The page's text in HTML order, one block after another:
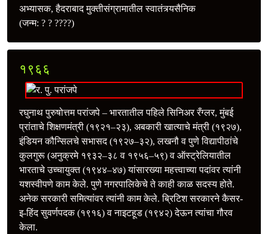
अभ्यासक, हैदराबाद मुक्तीसंग्रामातील स्वातंत्र्यसैनिक
(जन्म: ? ? ????)
१९६६
रघुनाथ पुरुषोत्तम परांजपे – भारतातील पहिले सिनिअर रँग्लर, मुंबई
प्रांताचे शिक्षणमंत्री (१९२१–२३), अबकारी खात्याचे मंत्री (१९२७),
इंडियन कौन्सिलचे सभासद (१९२७–३२), लखनौ व पुणे विद्यापीठांचे
कुलगुरू (अनुक्रमे १९३२–३८ व १९५६–५९) व ऑस्ट्रेलियातील
भारताचे उच्‍चायुक्त (१९४४–४७) यांसारख्या महत्त्वाच्या पदांवर त्यांनी
यशस्वीपणे काम केले. पुणे नगरपालिकेचे ते काही काळ सदस्य होते.
अनेक सरकारी समित्यांवर त्यांनी काम केले. ब्रिटिश सरकारने कैसर-
इ-हिंद सुवर्णपदक (१९१६) व नाइटहूड (१९४२) देऊन त्यांचा गौरव
केला.